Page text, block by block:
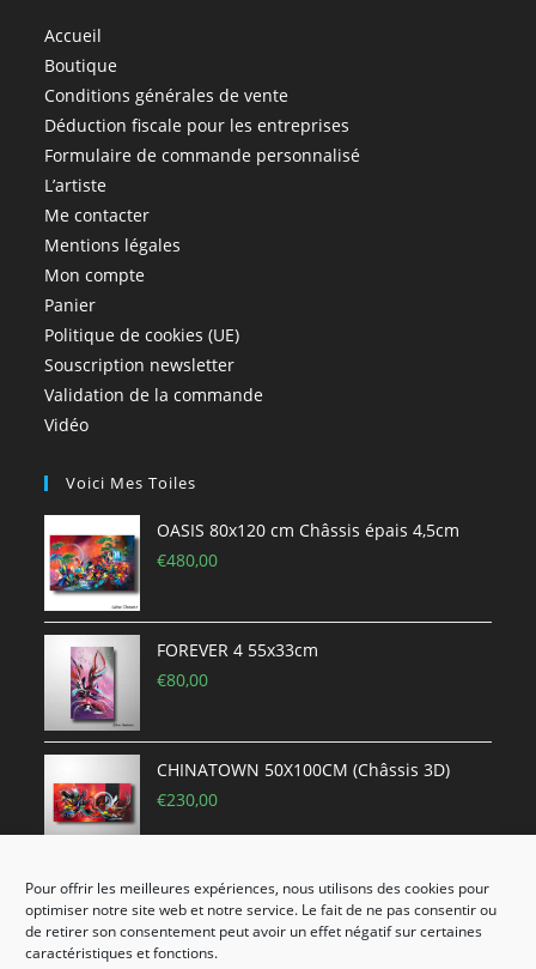
Pour offrir les meilleures expériences, nous utilisons des cookies pour
optimiser notre site web et notre service. Le fait de ne pas consentir ou
de retirer son consentement peut avoir un effet négatif sur certaines
caractéristiques et fonctions.
Accueil
Boutique
Conditions générales de vente
Déduction fiscale pour les entreprises
Formulaire de commande personnalisé
L’artiste
Me contacter
Mentions légales
Mon compte
Panier
Politique de cookies (UE)
Souscription newsletter
Validation de la commande
Vidéo
Voici Mes Toiles
OASIS 80x120 cm Châssis épais 4,5cm
€480,00
FOREVER 4 55x33cm
€80,00
CHINATOWN 50X100CM (Châssis 3D)
€230,00
MÉTÉORE 40x40 cm
€60,00